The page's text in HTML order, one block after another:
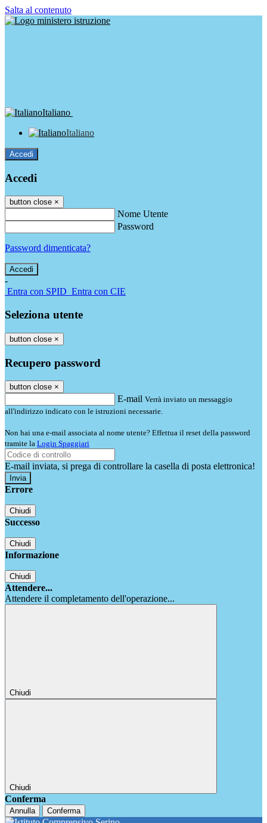
Salta al contenuto
Italiano
Italiano
Accedi
Accedi
button close ×
Nome Utente
Password
Password dimenticata?
-
Entra con SPID Entra con CIE
Seleziona utente
button close ×
Recupero password
button close ×
E-mail Verrà inviato un messaggio
all'indirizzo indicato con le istruzioni necessarie.
Non hai una e-mail associata al nome utente? Effettua il reset della password
tramite la Login Spaggiari
E-mail inviata, si prega di controllare la casella di posta elettronica!
Errore
Chiudi
Successo
Chiudi
Informazione
Chiudi
Attendere...
Attendere il completamento dell'operazione...
Chiudi
Chiudi
Conferma
Annulla Conferma